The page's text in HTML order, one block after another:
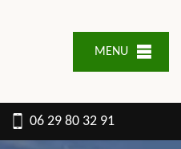
MENU
06 29 80 32 91